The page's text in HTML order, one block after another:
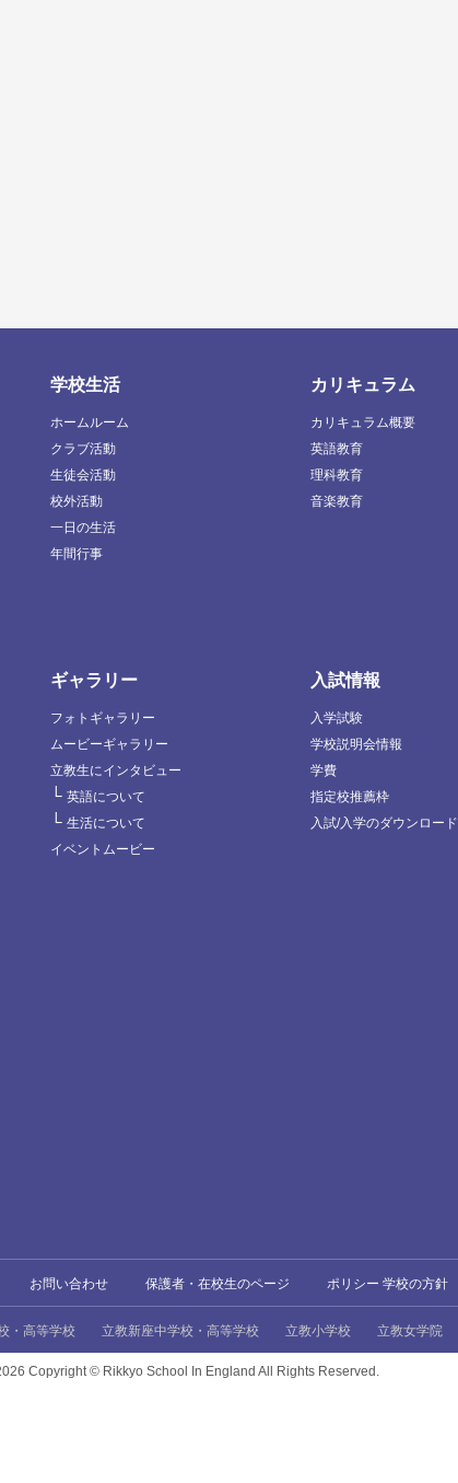
学校生活
ホームルーム
クラブ活動
生徒会活動
校外活動
一日の生活
年間行事
カリキュラム
カリキュラム概要
英語教育
理科教育
音楽教育
ギャラリー
フォトギャラリー
ムービーギャラリー
立教生にインタビュー
└ 英語について
└ 生活について
イベントムービー
入試情報
入学試験
学校説明会情報
学費
指定校推薦枠
入試/入学のダウンロード
お問い合わせ 保護者・在校生のページ ポリシー 学校の方針
・高等学校 立教新座中学校・高等学校 立教小学校 立教女学院
Copyright © Rikkyo School In England All Rights Reserved.